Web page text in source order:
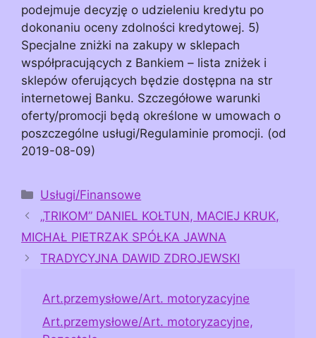
podejmuje decyzję o udzieleniu kredytu po
dokonaniu oceny zdolności kredytowej. 5)
Specjalne zniżki na zakupy w sklepach
współpracujących z Bankiem – lista zniżek i
sklepów oferujących będzie dostępna na str
internetowej Banku. Szczegółowe warunki
oferty/promocji będą określone w umowach o
poszczególne usługi/Regulaminie promocji. (od
2019-08-09)
Kategorie
Usługi/Finansowe
„TRIKOM” DANIEL KOŁTUN, MACIEJ KRUK,
MICHAŁ PIETRZAK SPÓŁKA JAWNA
TRADYCYJNA DAWID ZDROJEWSKI
Art.przemysłowe/Art. motoryzacyjne
Art.przemysłowe/Art. motoryzacyjne,